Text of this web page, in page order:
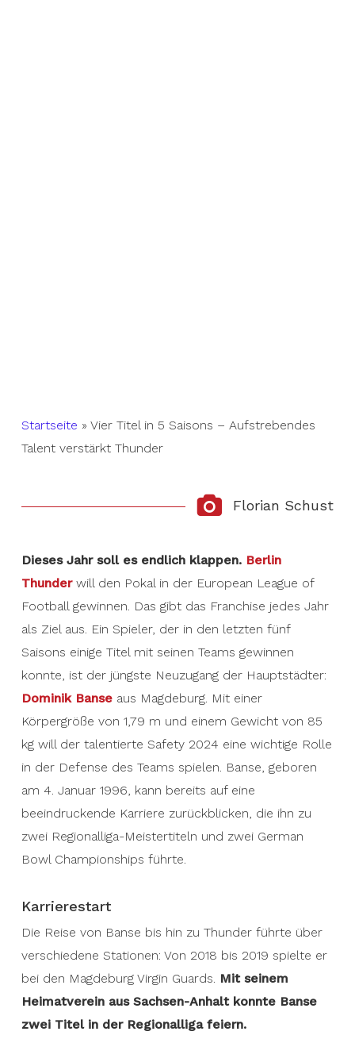
Startseite » Vier Titel in 5 Saisons – Aufstrebendes
Talent verstärkt Thunder
Florian Schust
Dieses Jahr soll es endlich klappen. Berlin
Thunderwill den Pokal in der European League of
Football gewinnen. Das gibt das Franchise jedes Jahr
als Ziel aus. Ein Spieler, der in den letzten fünf
Saisons einige Titel mit seinen Teams gewinnen
konnte, ist der jüngste Neuzugang der Hauptstädter:
Dominik Banseaus Magdeburg. Mit einer
Körpergröße von 1,79 m und einem Gewicht von 85
kg will der talentierte Safety 2024 eine wichtige Rolle
in der Defense des Teams spielen. Banse, geboren
am 4. Januar 1996, kann bereits auf eine
beeindruckende Karriere zurückblicken, die ihn zu
zwei Regionalliga-Meistertiteln und zwei German
Bowl Championships führte.
Karrierestart
Die Reise von Banse bis hin zu Thunder führte über
verschiedene Stationen: Von 2018 bis 2019 spielte er
bei den Magdeburg Virgin Guards. Mit seinem
Heimatverein aus Sachsen-Anhalt konnte Banse
zwei Titel in der Regionalliga feiern.